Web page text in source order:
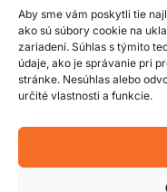
Aby sme vám poskytli tie
ako sú súbory cookie na
zariadení. Súhlas s týmito
údaje, ako je správanie pri
stránke. Nesúhlas alebo
určité vlastnosti a funkcie.